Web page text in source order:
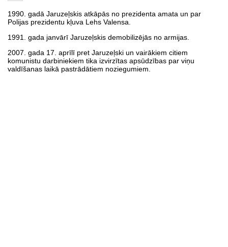
1990. gadā Jaruzeļskis atkāpās no prezidenta amata un par
Polijas prezidentu kļuva Lehs Valensa.
1991. gada janvārī Jaruzeļskis demobilizējās no armijas.
2007. gada 17. aprīlī pret Jaruzeļski un vairākiem citiem
komunistu darbiniekiem tika izvirzītas apsūdzības par viņu
valdīšanas laikā pastrādātiem noziegumiem.